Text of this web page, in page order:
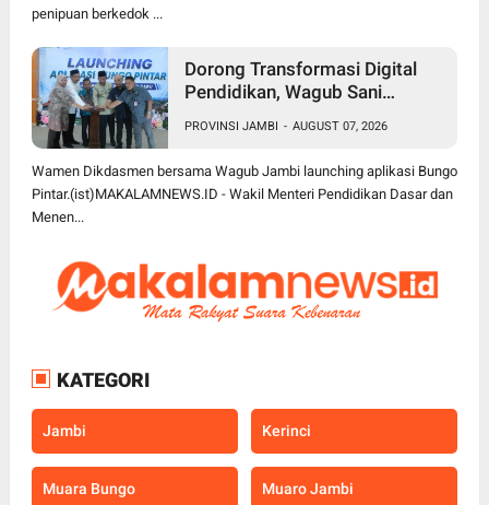
penipuan berkedok ...
Dorong Transformasi Digital
Pendidikan, Wagub Sani
Luncurkan Aplikasi Bungo
Pintar
PROVINSI JAMBI - AUGUST 07, 2026
Wamen Dikdasmen bersama Wagub Jambi launching aplikasi Bungo
Pintar.(ist)MAKALAMNEWS.ID - Wakil Menteri Pendidikan Dasar dan
Menen...
KATEGORI
Jambi Kerinci
Muara Bungo Muaro Jambi